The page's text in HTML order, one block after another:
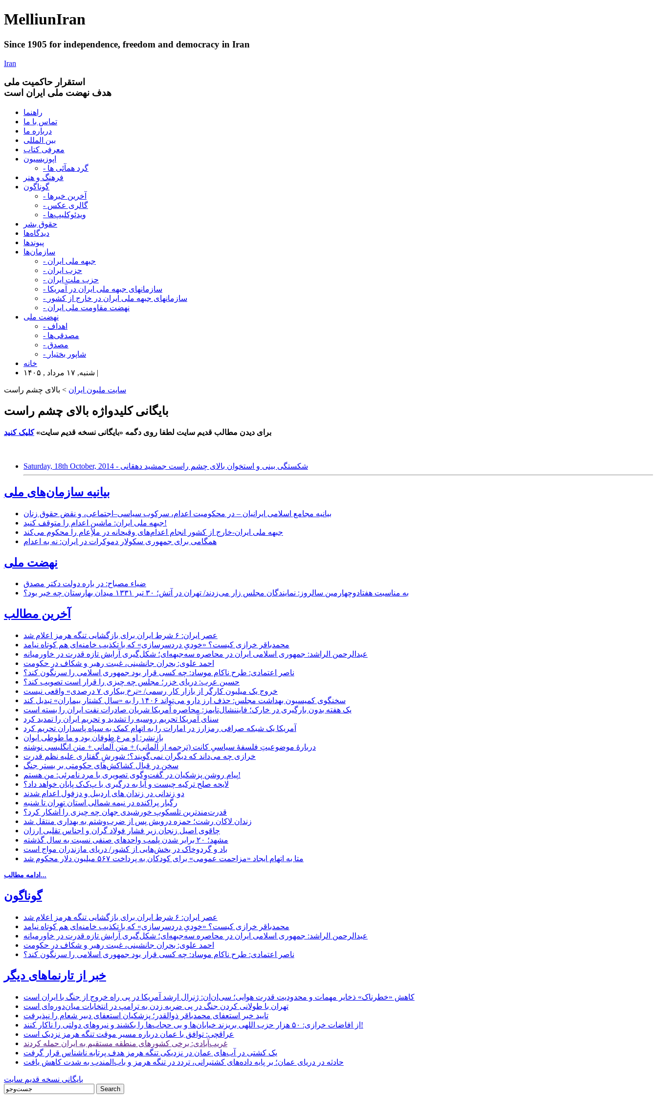
MelliunIran
Since 1905 for independence, freedom and democracy in Iran
Iran
استقرار حاکميت ملی
هدف نهضت ملی ایران است
راهنما
تماس با ما
درباره ما
بین المللی
معرفی کتاب
اپوزیسیون
- گرد همآئی ها
فرهنگ و هنر
گوناگون
- آخرین خبرها
- گالری عکس
- ویدئوکلیپ‌ها
حقوق بشر
دیدگاه‌ها
پیوندها
سازمان‌ها
- جبهه ملی ایران
- حزب ایران
- حزب ملت ایران
- سازمانهای جبهه ملی ایران در آمریکا
- سازمانهای جبهه ملی ایران در خارج از کشور
- نهضت مقاومت ملی ایران
نهضت ملی
- اهداف
- مصدقی‌ها
- مصدق
- شاپور بختیار
خانه
شنبه, ۱۷ مرداد , ۱۴۰۵ |
سایت ملیون ایران > بالای چشم راست
بایگانی کلیدواژه بالای چشم راست
برای دیدن مطالب قدیم سایت لطفا روی دگمه «بایگانی نسخه قدیم سایت»کلیک کنید
Saturday, 18th October, 2014 - شکستگی بینی و استخوان بالای چشم راست جمشید دهقانی
بیانیه سازمان‌های ملی
بیانیه مجامع اسلامی ایرانیان – در محکومیت اعدام، سرکوب سیاسی–اجتماعی، و نقض حقوق زنان
جبهه ملی ایران: ماشین اعدام را متوقف کنید!
جبهه ملی ایران-خارج از کشور انجام اعدام‌های وقیحانه در ملأِعام را محکوم می‌کند
همگامی برای جمهوری سکولار دموکرات در ایران: نه به اعدام
نهضت ملی
ضیاء مصباح: در باره دولت دکتر مصدق
به مناسبت هفتادوچهارمین سالروز: نمایندگان مجلس زار می‌زدند/ تهران در آتش؛ ۳۰ تیر ۱۳۳۱ میدان بهارستان چه خبر بود؟
آخرین مطالب
عصر ایران: ۶ شرط ایران برای بازگشایی تنگه هرمز اعلام شد
محمدباقر خرازی کیست؟ «خودیِ دردسرسازی» که با تکذیب خامنه‌ای هم کوتاه نیامد
عبدالرحمن الراشد: جمهوری اسلامی ایران در محاصره سه‌جبهه‌ای؛ شکل‌گیری آرایش تازه قدرت در خاورمیانه
احمد علوی: بحران جانشینی، غیبت رهبر و شکاف در حکومت
ناصر اعتمادی: طرح ناکام موساد: چه کسی قرار بود جمهوری اسلامی را سرنگون کند؟
حسین عرب: دریای خزر؛ مجلس چه چیزی را قرار است تصویب کند؟
خروج یک میلیون کارگر از بازار کار رسمی/ «نرخ بیکاری ۷ درصدی» واقعی نیست
سخنگوی کمیسیون بهداشت مجلس: حذف ارز دارو می‌تواند ۱۴۰۶ را به «سال کشتار بیماران» تبدیل کند
یک هفته بدون بارگیری در خارک؛ فایننشال‌تایمز: محاصره آمریکا شریان صادرات نفت ایران را بسته است
سنای آمریکا تحریم روسیه را تشدید و تحریم ایران را تمدید کرد
آمریکا یک شبکه صرافی رمزارز در امارات را به اتهام کمک به سپاه پاسداران تحریم کرد
بازنشر: او مرغ طوفان بود و ما طوطی ایوان
دربارهٔ موضوعیتِ فلسفهٔ سیاسیِ کانت (ترجمه از آلمانی) + متن آلمانی + متن انگلیسی نوشته
خرازی چه می‌داند که دیگران نمی‌گویند؟؛ شورشِ گفتاری علیه نظم قدرت
سخن در قبال کشاکش‌های حکومتی بر بستر جنگ
پیام روشن پزشکیان در گفت‌و‌گوی تصویری با مرد نامرئی: من هستم!
لایحه صلح ترکیه چیست و آیا به درگیری با پ‌ک‌ک پایان خواهد داد؟
دو زندانی در زندان های اردبیل و دزفول اعدام شدند
رگبار پراکنده در نیمه شمالی استان تهران تا شنبه
قدرت‌مندترین تلسکوپ خورشیدی جهان چه چیزی را آشکار کرد؟
زندان لاکان رشت؛ حمزه درویش پس از ضرب‌وشتم به بهداری منتقل شد
چاقوی اصیل زنجان زیر فشار فولاد گران و اجناس تقلبی ارزان
مشهد؛ ۲۰ برابر شدن پلمب واحدهای صنفی نسبت به سال گذشته
باد و گردوخاک در بخش‌هایی از کشور/ دریای مازندران مواج است
متا به اتهام ایجاد «مزاحمت عمومی» برای کودکان به پرداخت ۵۶۷ میلیون دلار محکوم شد
ادامه مطالب...
گوناگون
عصر ایران: ۶ شرط ایران برای بازگشایی تنگه هرمز اعلام شد
محمدباقر خرازی کیست؟ «خودیِ دردسرسازی» که با تکذیب خامنه‌ای هم کوتاه نیامد
عبدالرحمن الراشد: جمهوری اسلامی ایران در محاصره سه‌جبهه‌ای؛ شکل‌گیری آرایش تازه قدرت در خاورمیانه
احمد علوی: بحران جانشینی، غیبت رهبر و شکاف در حکومت
ناصر اعتمادی: طرح ناکام موساد: چه کسی قرار بود جمهوری اسلامی را سرنگون کند؟
خبر از تارنماهای دیگر
کاهش «خطرناک» ذخایر مهمات و محدودیت قدرت هوایی؛ سی‌ان‌ان: ژنرال ارشد آمریکا در پی راه خروج از جنگ با ایران است
تهران با طولانی کردن جنگ در پی ضربه زدن به ترامپ در انتخابات میان‌دوره‌ای است
تایید خبر استعفای محمدباقر ذوالقدر؛ پزشکیان استعفای دبیر شعام را نپذیرفت
از افاضات خرازی: ۵۰ هزار حزب اللهی بریزند خیابان‌ها و بی حجاب‌ها را بکشند و نیرو‌های دولتی را ناکار کنند!
عراقچی: توافق با عمان درباره مسیر موقت تنگه هرمز نزدیک است
غریب‌آبادی: برخی کشورهای منطقه مستقیم به ایران حمله کردند
یک کشتی در آب‌های عمان در نزدیکی تنگه هرمز هدف پرتابه ناشناس قرار گرفت
حادثه در دریای عمان؛ بر پایه داده‌های کشتیرانی، تردد در تنگه هرمز و باب‌المندب به شدت کاهش یافت
بایگانی نسخه قدیم سایت